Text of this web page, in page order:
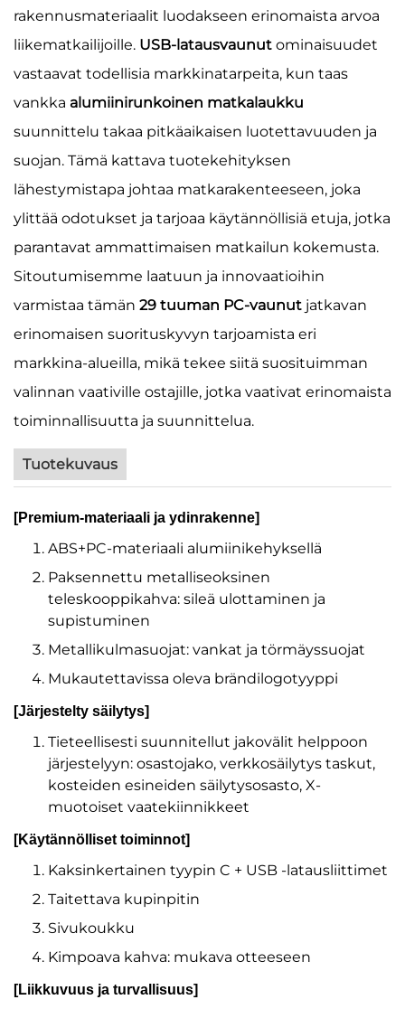
rakennusmateriaalit luodakseen erinomaista arvoa
liikematkailijoille. USB-latausvaunut ominaisuudet
vastaavat todellisia markkinatarpeita, kun taas
vankka alumiinirunkoinen matkalaukku
suunnittelu takaa pitkäaikaisen luotettavuuden ja
suojan. Tämä kattava tuotekehityksen
lähestymistapa johtaa matkarakenteeseen, joka
ylittää odotukset ja tarjoaa käytännöllisiä etuja, jotka
parantavat ammattimaisen matkailun kokemusta.
Sitoutumisemme laatuun ja innovaatioihin
varmistaa tämän 29 tuuman PC-vaunut jatkavan
erinomaisen suorituskyvyn tarjoamista eri
markkina-alueilla, mikä tekee siitä suosituimman
valinnan vaativille ostajille, jotka vaativat erinomaista
toiminnallisuutta ja suunnittelua.
Tuotekuvaus
[Premium-materiaali ja ydinrakenne]
ABS+PC-materiaali alumiinikehyksellä
Paksennettu metalliseoksinen
teleskooppikahva: sileä ulottaminen ja
supistuminen
Metallikulmasuojat: vankat ja törmäyssuojat
Mukautettavissa oleva brändilogotyyppi
[Järjestelty säilytys]
Tieteellisesti suunnitellut jakovälit helppoon
järjestelyyn: osastojako, verkkosäilytys taskut,
kosteiden esineiden säilytysosasto, X-
muotoiset vaatekiinnikkeet
[Käytännölliset toiminnot]
Kaksinkertainen tyypin C + USB -latausliittimet
Taitettava kupinpitin
Sivukoukku
Kimpoava kahva: mukava otteeseen
[Liikkuvuus ja turvallisuus]